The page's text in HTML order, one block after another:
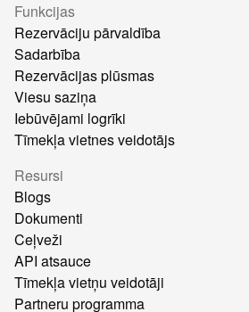
Funkcijas
Rezervāciju pārvaldība
Sadarbība
Rezervācijas plūsmas
Viesu saziņa
Iebūvējami logrīki
Tīmekļa vietnes veidotājs
Resursi
Blogs
Dokumenti
Ceļveži
API atsauce
Tīmekļa vietņu veidotāji
Partneru programma